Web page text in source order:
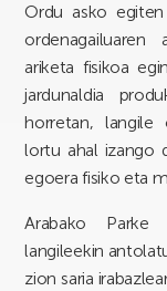
Ordu asko
ariketa fisikoa
jardunaldia
horretan, langile
lortu ahal izango
egoera fisiko eta
Arabako Parke
langileekin
zion saria